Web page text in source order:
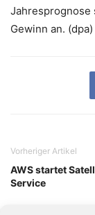
Jahresprognose
Gewinn an. (dpa)
Vorheriger Artikel
AWS startet
Service